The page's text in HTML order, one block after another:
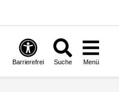
Barrierefrei Suche Menü